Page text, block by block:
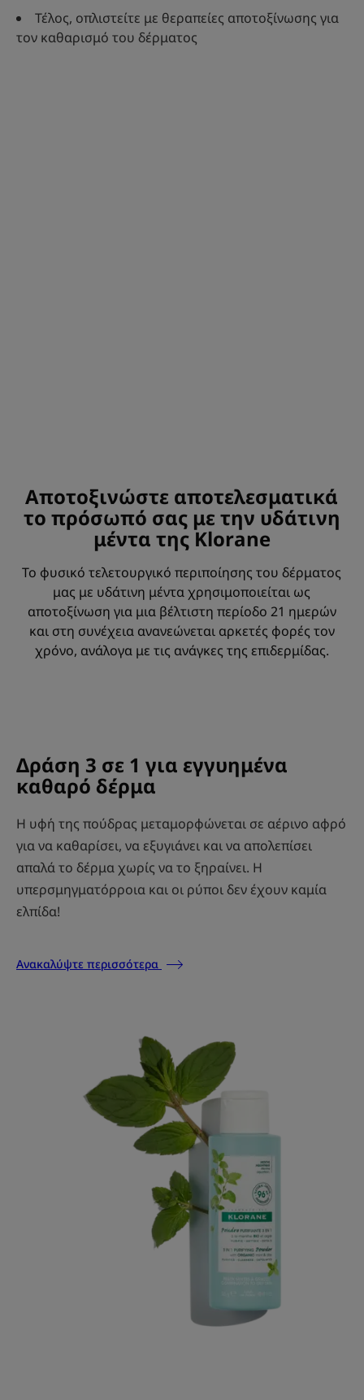
Τέλος, οπλιστείτε με θεραπείες αποτοξίνωσης για
τον καθαρισμό του δέρματος
Αποτοξινώστε αποτελεσματικά
το πρόσωπό σας με την υδάτινη
μέντα της Klorane
Το φυσικό τελετουργικό περιποίησης του δέρματος
μας με υδάτινη μέντα χρησιμοποιείται ως
αποτοξίνωση για μια βέλτιστη περίοδο 21 ημερών
και στη συνέχεια ανανεώνεται αρκετές φορές τον
χρόνο, ανάλογα με τις ανάγκες της επιδερμίδας.
Δράση 3 σε 1 για εγγυημένα
καθαρό δέρμα
Η υφή της πούδρας μεταμορφώνεται σε αέρινο αφρό
για να καθαρίσει, να εξυγιάνει και να απολεπίσει
απαλά το δέρμα χωρίς να το ξηραίνει. Η
υπερσμηγματόρροια και οι ρύποι δεν έχουν καμία
ελπίδα!
Ανακαλύψτε περισσότερα